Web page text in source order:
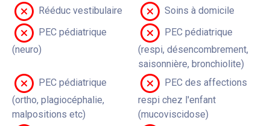
Rééduc vestibulaire
Soins à domicile
PEC pédiatrique
(neuro)
PEC pédiatrique
(respi, désencombrement,
saisonnière, bronchiolite)
PEC pédiatrique
(ortho, plagiocéphalie,
malpositions etc)
PEC des affections
respi chez l'enfant
(mucoviscidose)